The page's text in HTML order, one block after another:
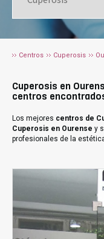
Centros Cuperosis
Cuperosis en
centros
Los mejores centros de
Cuperosis en Ourense y
profesionales de la